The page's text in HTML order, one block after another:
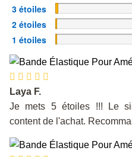
Complete
3 étoiles
3%
Complete
2 étoiles
2%
Complete
1 étoiles
0%
Laya F.
Je mets 5 étoiles !!! Le
content de l'achat.